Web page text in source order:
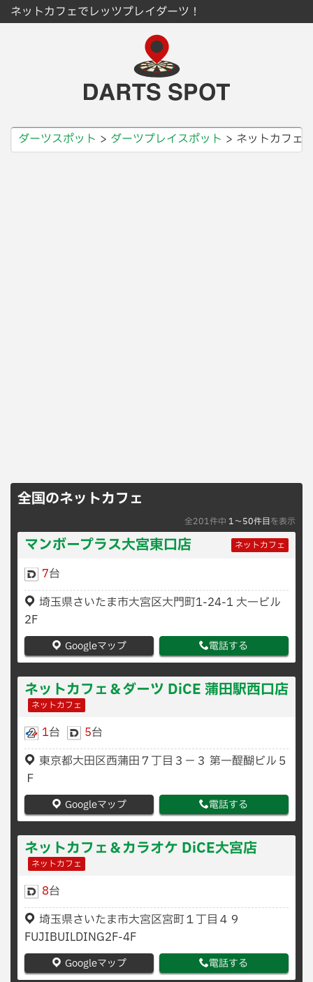
ネットカフェでレッツプレイダーツ！
ダーツスポット ダーツプレイスポット ネットカフェ
全国のネットカフェ
全201件中 1〜50件目を表示
マンボープラス大宮東口店 ネットカフェ
7台
埼玉県さいたま市大宮区大門町1-24-1 大一ビル
2F
Googleマップ 電話する
ネットカフェ＆ダーツ DiCE 蒲田駅西口店
ネットカフェ
1台 5台
東京都大田区西蒲田７丁目３−３ 第一醍醐ビル５
Ｆ
Googleマップ 電話する
ネットカフェ＆カラオケ DiCE大宮店
ネットカフェ
8台
埼玉県さいたま市大宮区宮町１丁目４９
FUJIBUILDING2F-4F
Googleマップ 電話する